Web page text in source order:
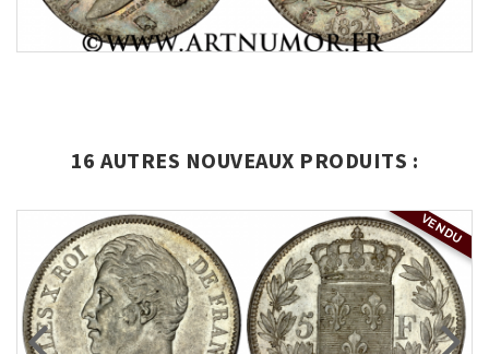
16 AUTRES NOUVEAUX PRODUITS :
VENDU